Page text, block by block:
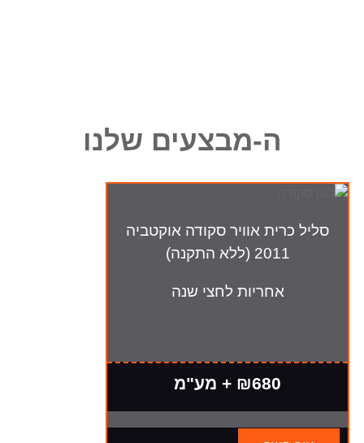
ה-מבצעים שלנו
סליל כרית אוויר סקודה אוקטביה
2011 (ללא התקנה)
אחריות לחצי שנה
₪680 + מע"מ